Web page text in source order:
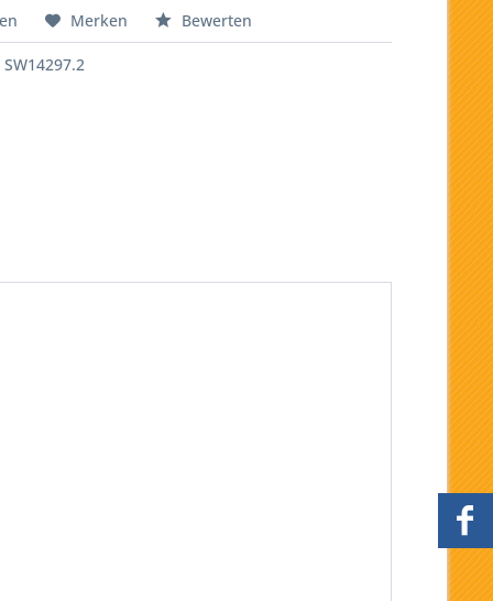
Merken Bewerten
SW14297.2